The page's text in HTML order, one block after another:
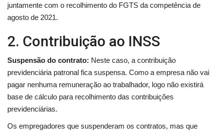
juntamente com o recolhimento do FGTS da competência de
agosto de 2021.
2. Contribuição ao INSS
Suspensão do contrato: Neste caso, a contribuição
previdenciária patronal fica suspensa. Como a empresa não vai
pagar nenhuma remuneração ao trabalhador, logo não existirá
base de cálculo para recolhimento das contribuições
previdenciárias.
Os empregadores que suspenderam os contratos, mas que